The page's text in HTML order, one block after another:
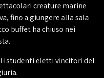
creature marine
fino a giungere alla sala
buffet ha chiuso nei
studenti eletti vincitori del